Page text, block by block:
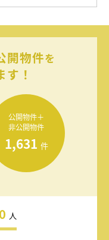
開物件を
！
公開物件＋
非公開物件
1,631 件
人